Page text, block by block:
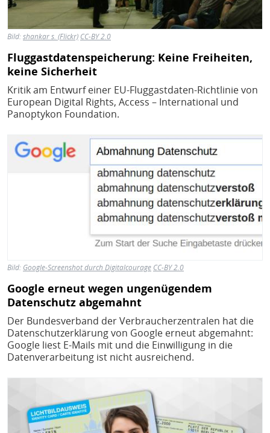
Bild:shankar s. (Flickr) CC-BY 2.0
Fluggastdatenspeicherung: Keine Freiheiten,
keine Sicherheit
Kritik am Entwurf einer EU-Fluggastdaten-Richtlinie von
European Digital Rights, Access – International und
Panoptykon Foundation.
Bild: Google-Screenshot durch Digitalcourage CC-BY 2.0
Google erneut wegen ungenügendem
Datenschutz abgemahnt
Der Bundesverband der Verbraucherzentralen hat die
Datenschutzerklärung von Google erneut abgemahnt:
Google liest E-Mails mit und die Einwilligung in die
Datenverarbeitung ist nicht ausreichend.
Bild